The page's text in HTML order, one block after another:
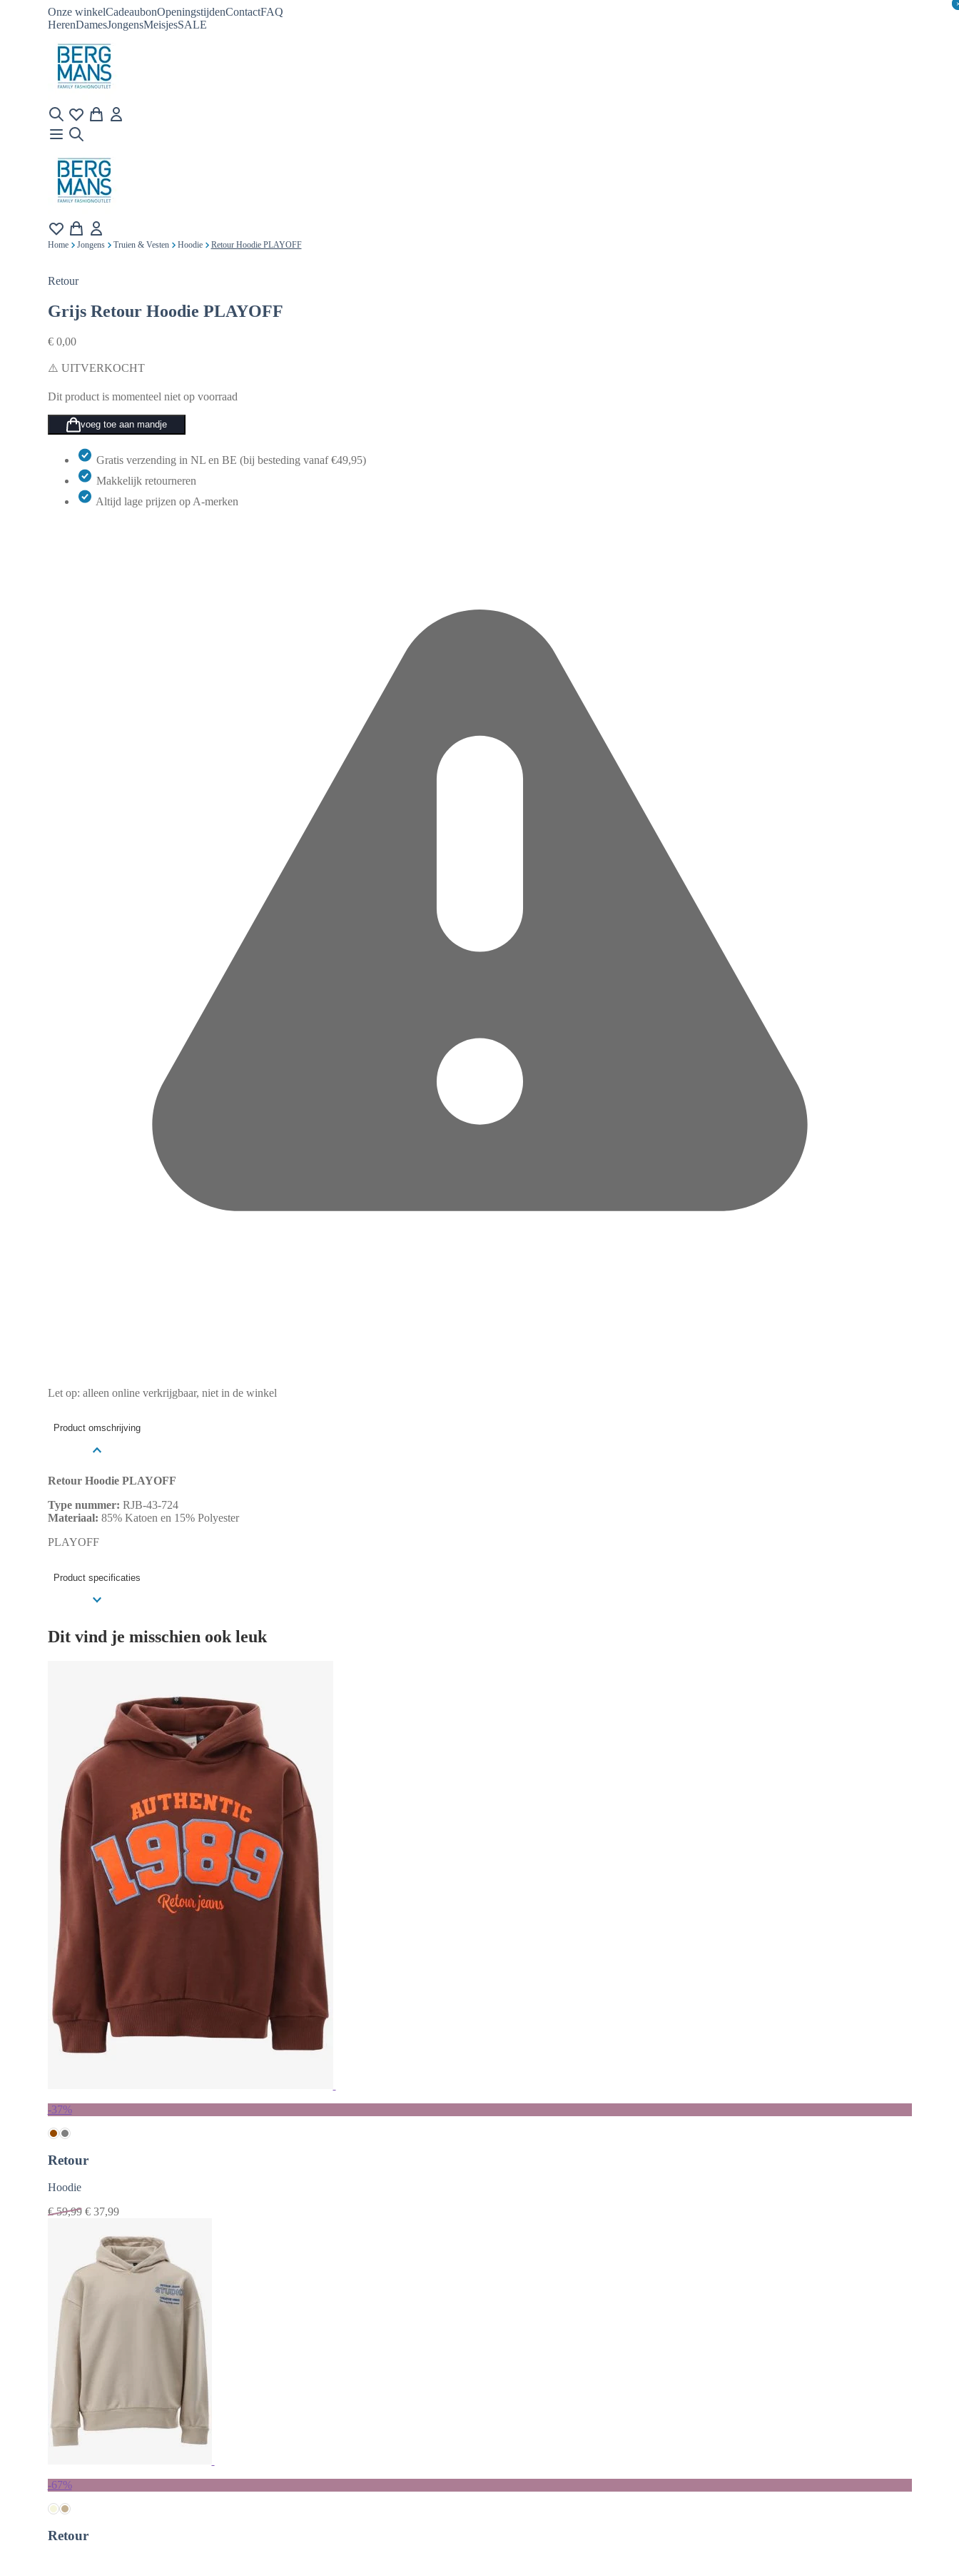
Onze winkelCadeaubonOpeningstijdenContactFAQ
HerenDamesJongensMeisjesSALE
Home Jongens Truien & Vesten Hoodie Retour Hoodie PLAYOFF
Retour
Grijs Retour Hoodie PLAYOFF
€0,00
⚠️ UITVERKOCHT
Dit product is momenteel niet op voorraad
voeg toe aan mandje
Gratis verzending in NL en BE (bij besteding vanaf €49,95)
Makkelijk retourneren
Altijd lage prijzen op A-merken
Let op: alleen online verkrijgbaar, niet in de winkel
Product omschrijving
Retour Hoodie PLAYOFF
Type nummer: RJB-43-724
Materiaal: 85% Katoen en 15% Polyester
PLAYOFF
Product specificaties
Dit vind je misschien ook leuk
-37%
Retour
Hoodie
€59,99 €37,99
-67%
Retour